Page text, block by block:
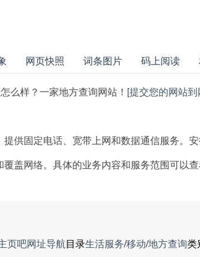
网页快照 词条图片 码上阅读
么样？一家地方查询网站！ [提交您的网站
供固定电话、宽带上网和数据通信服务。
盖网络。具体的业务内容和服务范围可以查
页吧网址导航目录生活服务/移动/地方查询类